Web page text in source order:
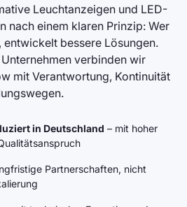
Leuchtanzeigen und LED-
nach einem klaren Prinzip: Wer
entwickelt bessere Lösungen.
verbinden wir
mit Verantwortung, Kontinuität
in Deutschland – mit hoher
Partnerschaften, nicht